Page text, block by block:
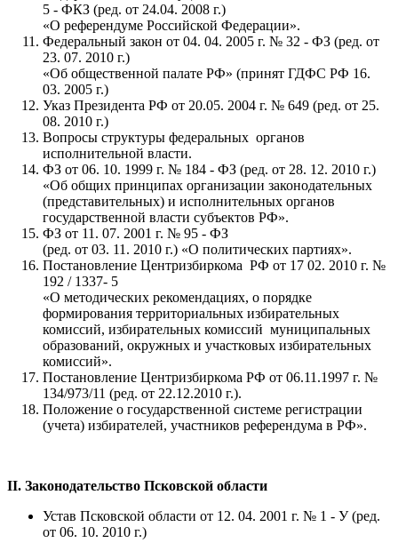
5 - ФКЗ (ред. от 24.04. 2008 г.)
«О референдуме Российской Федерации».
Федеральный закон от 04. 04. 2005 г. № 32 - ФЗ (ред. от
23. 07. 2010 г.)
«Об общественной палате РФ» (принят ГДФС РФ 16.
03. 2005 г.)
Указ Президента РФ от 20.05. 2004 г. № 649 (ред. от 25.
08. 2010 г.)
Вопросы структуры федеральных органов
исполнительной власти.
ФЗ от 06. 10. 1999 г. № 184 - ФЗ (ред. от 28. 12. 2010 г.)
«Об общих принципах организации законодательных
(представительных) и исполнительных органов
государственной власти субъектов РФ».
ФЗ от 11. 07. 2001 г. № 95 - ФЗ
(ред. от 03. 11. 2010 г.) «О политических партиях».
Постановление Центризбиркома РФ от 17 02. 2010 г. №
192 / 1337- 5
«О методических рекомендациях, о порядке
формирования территориальных избирательных
комиссий, избирательных комиссий муниципальных
образований, окружных и участковых избирательных
комиссий».
Постановление Центризбиркома РФ от 06.11.1997 г. №
134/973/11 (ред. от 22.12.2010 г.).
Положение о государственной системе регистрации
(учета) избирателей, участников референдума в РФ».
II. Законодательство Псковской области
Устав Псковской области от 12. 04. 2001 г. № 1 - У (ред.
от 06. 10. 2010 г.)